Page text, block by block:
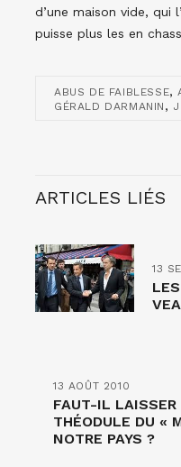
d’une maison vide, qui
puisse plus les en
ABUS DE FAIBLESSE,
GÉRALD DARMANIN ,
ARTICLES LIÉS
13
13 AOÛT 2010
FAUT-IL LAISSER
THÉODULE DU «
NOTRE PAYS ?